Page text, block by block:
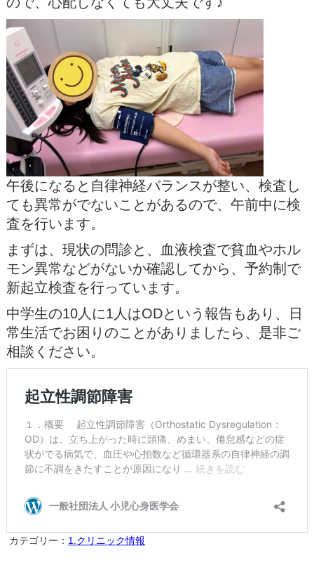
午後になると自律神経バランスが整い、検査し
ても異常がでないことがあるので、午前中に検
査を行います。
まずは、現状の問診と、血液検査で貧血やホル
モン異常などがないか確認してから、予約制で
新起立検査を行っています。
中学生の10人に1人はODという報告もあり、日
常生活でお困りのことがありましたら、是非ご
相談ください。
カテゴリー： 1.クリニック情報